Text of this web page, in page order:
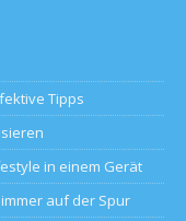
Tipps
in einem Gerät
auf der Spur